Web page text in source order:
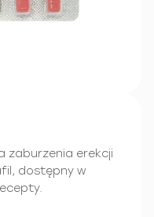
zaburzenia erekcji
dostępny w